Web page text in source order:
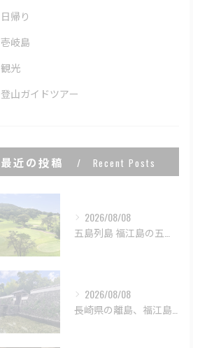
日帰り
壱岐島
観光
登山ガイドツアー
最近の投稿 Recent Posts
2026/08/08
五島列島 福江島の五島カントリークラブ⛳️
2026/08/08
長崎県の離島、福江島の五島市街歩き🚶‍➡️